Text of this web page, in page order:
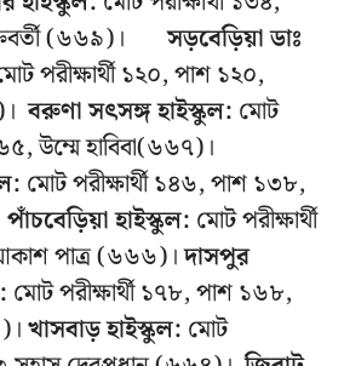
(৬৬৯)।
সড়বেড়িয়া ডাঃ
পরীক্ষার্থী ১২০, পাশ ১২০,
বরুণা সৎসঙ্গ হাইস্কুল: মোট
উম্মে হাবিবা(৬৬৭)।
মোট পরীক্ষার্থী ১৪৬, পাশ ১৩৮,
পাঁচবেড়িয়াহাইস্কুল: মোট পরীক্ষার্থী
পাত্র (৬৬৬)।দাসপুর
মোট পরীক্ষার্থী ১৭৮, পাশ ১৬৮,
খাসবাড় হাইস্কুল: মোট